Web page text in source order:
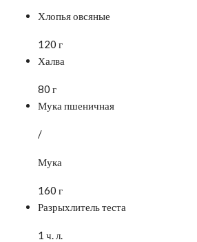
Хлопья овсяные
120 г
Халва
80 г
Мука пшеничная
/
Мука
160 г
Разрыхлитель теста
1 ч. л.